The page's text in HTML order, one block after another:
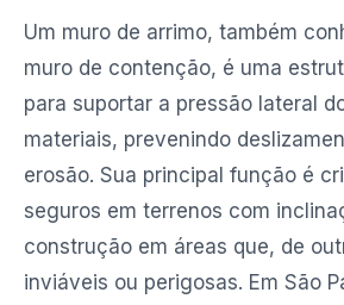
Um muro de arrimo, também
muro de contenção, é uma
para suportar a pressão lateral
materiais, prevenindo
erosão. Sua principal função é
seguros em terrenos com
construção em áreas que, de
inviáveis ou perigosas. Em São